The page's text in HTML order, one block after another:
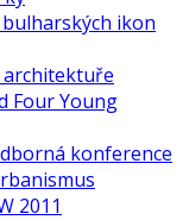
ikon
architektuře
Four Young
konference
2011